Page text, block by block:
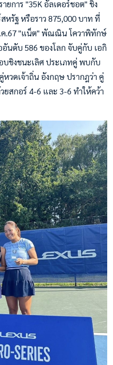
การ "35K อัลเดอร์ชอต" ชิง
หรัฐ หรือราว 875,000 บาท ที่
ค.67 "แน็ต" พัณณิน โควาพิทักษ์
นดับ 586 ของโลก จับคู่กับ เอกิ
บชิงชนะเลิศ ประเภทคู่ พบกับ
หวดเจ้าถิ่น อังกฤษ ปรากฎว่า คู่
สกอร์ 4-6 และ 3-6 ทำให้คว้า